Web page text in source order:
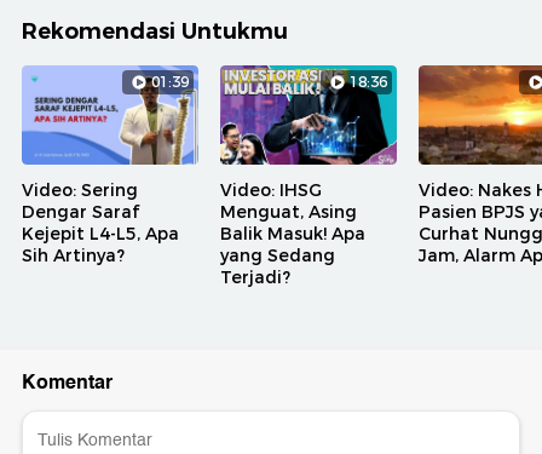
Rekomendasi Untukmu
01:39
Video: Sering
Dengar Saraf
Kejepit L4-L5, Apa
Sih Artinya?
18:36
Video: IHSG
Menguat, Asing
Balik Masuk! Apa
yang Sedang
Terjadi?
Video: Nakes
Pasien BPJS
Curhat
Jam, Alarm